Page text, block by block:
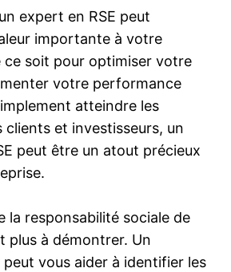
expert en RSE peut
importante à votre
ce soit pour optimiser votre
votre performance
atteindre les
et investisseurs, un
peut être un atout précieux
la responsabilité sociale de
plus à démontrer. Un
peut vous aider à identifier les